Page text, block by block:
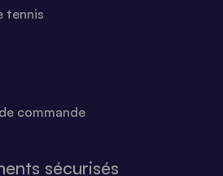
tennis
commande
sécurisés